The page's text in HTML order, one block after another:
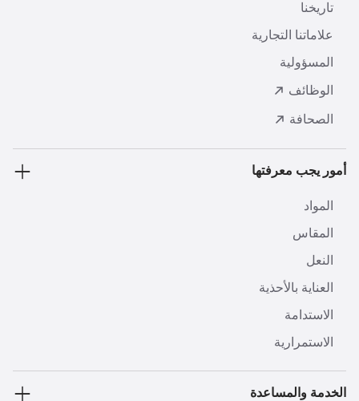
تاريخنا
علاماتنا التجارية
المسؤولية
الوظائف
الصحافة
أمور يجب معرفتها
المواد
المقاس
النعل
العناية بالأحذية
الاستدامة
الاستمرارية
الخدمة والمساعدة